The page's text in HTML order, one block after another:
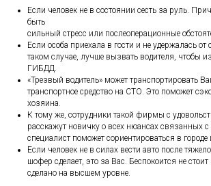
Если человек не в состоянии сесть за руль.
быть
сильный стресс или послеоперационные
Если особа приехала в гости и не удержалась от
таком случае, лучше вызвать водителя, чтобы
ГИБДД.
«Трезвый водитель» может транспортировать
транспортное средство на СТО. Это поможет
хозяина.
К тому же, сотрудники такой фирмы с
расскажут новичку о всех нюансах связанных
специалист поможет сориентироваться в городе
Если человек не в силах вести авто после
шофер сделает, это за Вас. Беспокоится не стоит
сделано на высшем уровне.